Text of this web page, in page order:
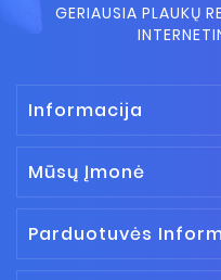
GERIAUSIA PLAUKŲ
Informacija
Mūsų Įmonė
Parduotuvės